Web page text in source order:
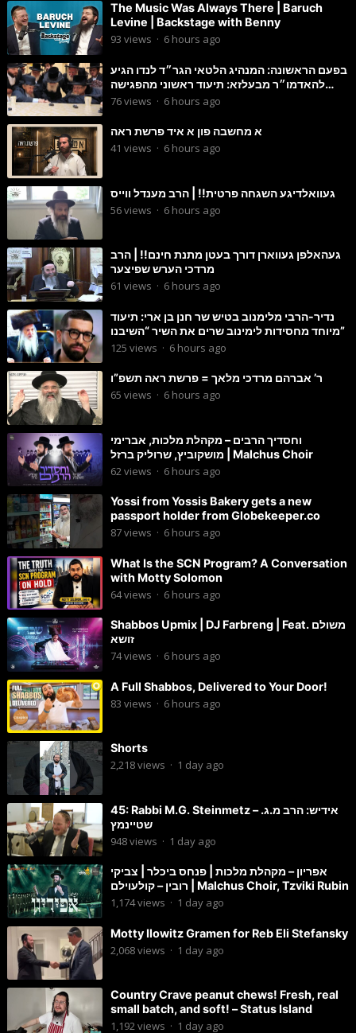
The Music Was Always There | Baruch
Levine | Backstage with Benny
93 views · 6 hours ago
בפעם הראשונה: המנהיג הלטאי הגר״ד לנדו הגיע
להאדמו״ר מבעלזא: תיעוד ראשוני מהפגישה
הנדירה
76views · 6 hours ago
א מחשבה פון א איד פרשת ראה
41 views · 6 hours ago
געוואלדיגע השגחה פרטית!! | הרב מענדל ווייס
56views · 6 hours ago
געהאלפן געווארן דורך בעטן מתנת חינם!! | הרב
מרדכי הערש שפיצער
61 views · 6 hours ago
נדיר-הרבי מלימנוב בטיש שר חנן בן ארי: תיעוד
מיוחד מחסידות לימינוב שרים את השיר “השיבנו”
125 views · 6 hours ago
ר’ אברהם מרדכי מלאך = פרשת ראה תשפ”ו
65 views · 6 hours ago
וחסדיך הרבים – מקהלת מלכות, אברימי
מושקוביץ, שרוליק ברזל | Malchus Choir
62 views · 6 hours ago
Yossi from Yossis Bakery gets a new
passport holder from Globekeeper.co
87views · 6 hours ago
What Is the SCN Program? A Conversation
with Motty Solomon
64views · 6 hours ago
Shabbos Upmix | DJ Farbreng | Feat. משולם
זושא
74views · 6 hours ago
A Full Shabbos, Delivered to Your Door!
83 views · 6 hours ago
Shorts
2,218views · 1 day ago
45: Rabbi M.G. Steinmetz – אידיש: הרב מ.ג.
שטיינמץ
948views · 1 day ago
אפריון – מקהלת מלכות | פנחס ביכלר | צביקי
רובין – קולעוילם | Malchus Choir, Tzviki Rubin
1,174views · 1 day ago
Motty Ilowitz Gramen for Reb Eli Stefansky
2,068views · 1 day ago
Country Crave peanut chews! Fresh, real
small batch, and soft! – Status Island
1,192views · 1 day ago